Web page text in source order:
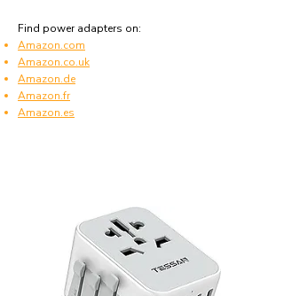
Find power adapters on:
Amazon.com
Amazon.co.uk
Amazon.de
Amazon.fr
Amazon.es